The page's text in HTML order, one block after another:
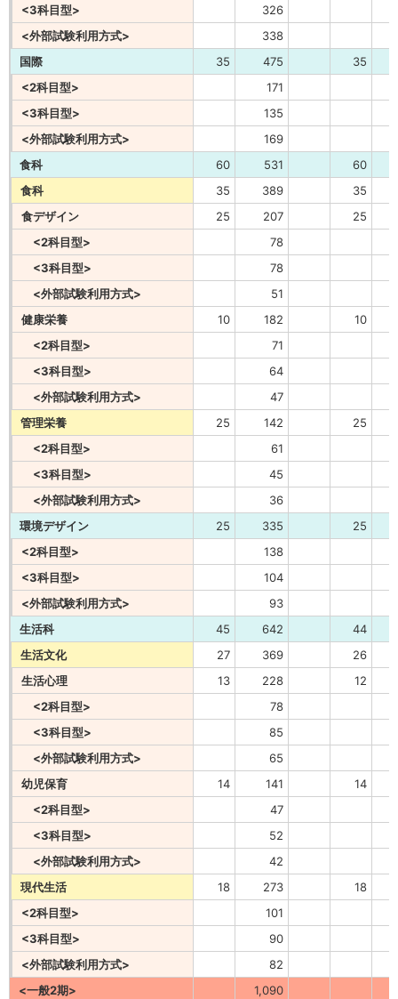
<3科目型>
326
<外部試験利用方式>
338
国際
35 475
35
<2科目型>
171
<3科目型>
135
<外部試験利用方式>
169
食科
60 531
60
食科
35 389
35
食デザイン
25 207
25
<2科目型>
78
<3科目型>
78
<外部試験利用方式>
51
健康栄養
10 182
10
<2科目型>
71
<3科目型>
64
<外部試験利用方式>
47
管理栄養
25 142
25
<2科目型>
61
<3科目型>
45
<外部試験利用方式>
36
環境デザイン
25 335
25
<2科目型>
138
<3科目型>
104
<外部試験利用方式>
93
生活科
45 642
44
生活文化
27 369
26
生活心理
13 228
12
<2科目型>
78
<3科目型>
85
<外部試験利用方式>
65
幼児保育
14 141
14
<2科目型>
47
<3科目型>
52
<外部試験利用方式>
42
現代生活
18 273
18
<2科目型>
101
<3科目型>
90
<外部試験利用方式>
82
<一般2期>
1,090